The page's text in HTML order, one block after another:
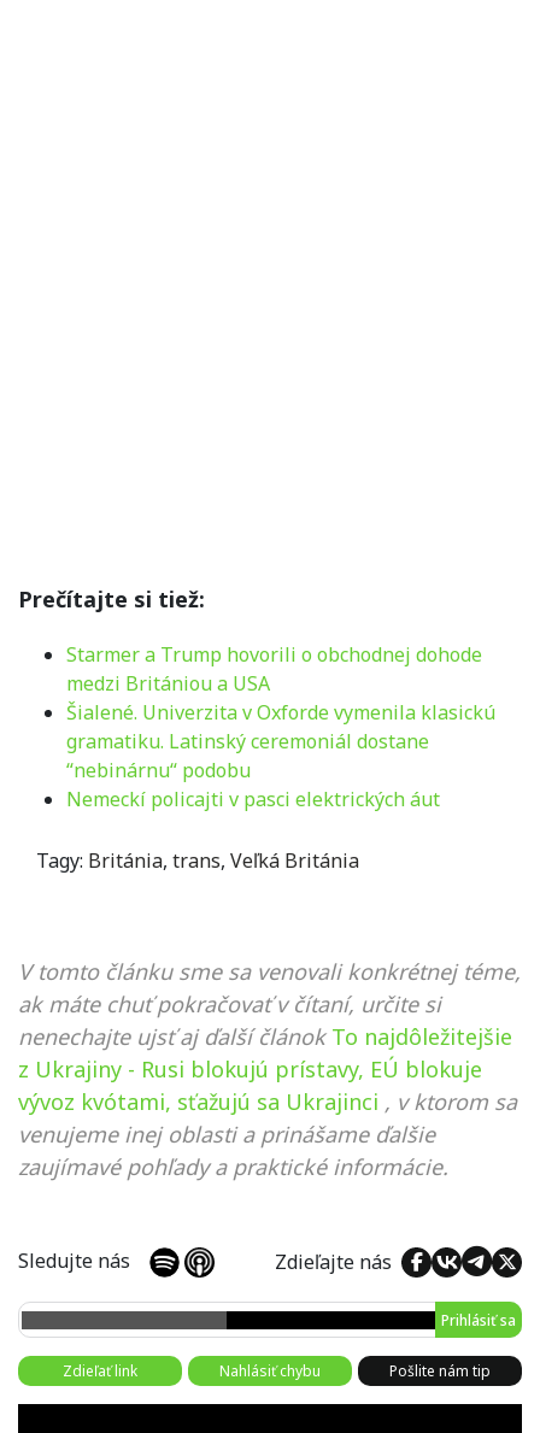
Prečítajte si tiež:
Starmer a Trump hovorili o obchodnej dohode
medzi Britániou a USA
Šialené. Univerzita v Oxforde vymenila klasickú
gramatiku. Latinský ceremoniál dostane
“nebinárnu“ podobu
Nemeckí policajti v pasci elektrických áut
Tagy: Británia, trans, Veľká Británia
V tomto článku sme sa venovali konkrétnej téme,
ak máte chuť pokračovať v čítaní, určite si
nenechajte ujsť aj ďalší článok To najdôležitejšie
z Ukrajiny - Rusi blokujú prístavy, EÚ blokuje
vývoz kvótami, sťažujú sa Ukrajinci , v ktorom sa
venujeme inej oblasti a prinášame ďalšie
zaujímavé pohľady a praktické informácie.
Sledujte nás Zdieľajte nás
Prihlásiť sa
Zdieľať link Nahlásiť chybu Pošlite nám tip